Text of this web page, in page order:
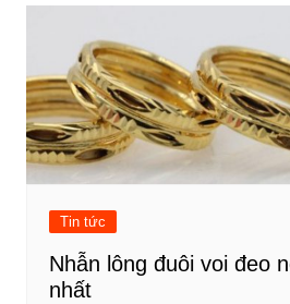
Tin tức
Nhẫn lông đuôi voi đeo
nhất